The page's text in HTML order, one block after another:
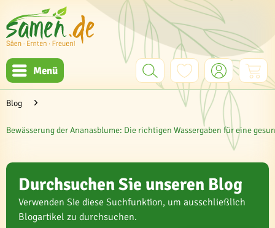
Menü
Blog
Bewässerung der Ananasblume: Die richtigen Wassergaben für eine
Durchsuchen Sie unseren Blog
Verwenden Sie diese Suchfunktion, um ausschließlich
Blogartikel zu durchsuchen.